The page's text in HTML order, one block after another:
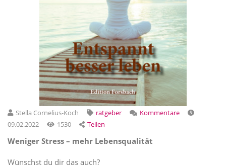
Stella Cornelius-Koch ratgeber
Kommentare
09.02.2022
1530 Teilen
Weniger Stress – mehr Lebensqualität
Wünschst du dir das auch?